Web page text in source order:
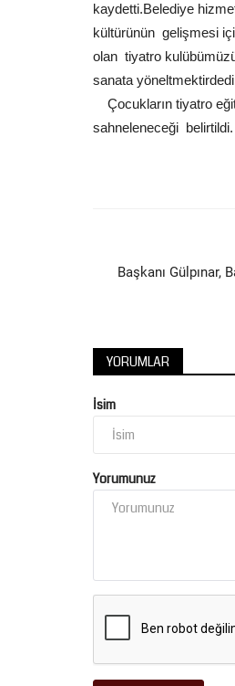
kaydetti.Belediye
kültürünün gelişmesi
olan tiyatro
sanata
Çocukların tiyatro
sahneleneceği belirtildi.
Başkanı Gülpınar,
YORUMLAR
İsim
Yorumunuz